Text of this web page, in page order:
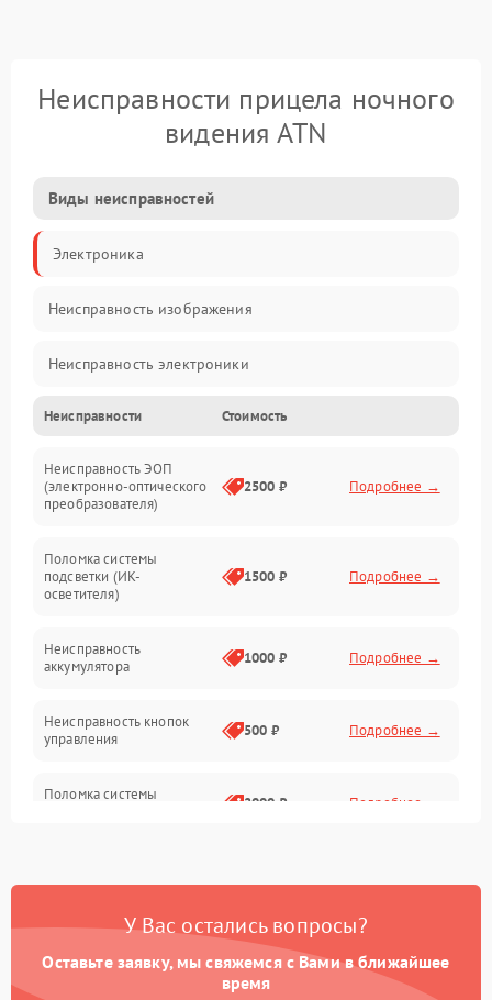
Неисправности прицела ночного
видения ATN
Виды неисправностей
Электроника
Неисправность изображения
Неисправность электроники
Механические повреждения
Неисправность управления
Оптика
Неисправности Стоимость
Неисправность ЭОП
(электронно-оптического
преобразователя)
2500 ₽ Подробнее →
Поломка системы
подсветки (ИК-
осветителя)
1500 ₽ Подробнее →
Неисправность
аккумулятора
1000 ₽ Подробнее →
Неисправность кнопок
управления
500 ₽ Подробнее →
Поломка системы
2000 ₽ Подробнее →
защиты от перегрузок
Неисправность системы
автоматического
отключения
1000 ₽ Подробнее →
У Вас остались вопросы?
Оставьте заявку, мы свяжемся с Вами в ближайшее
время